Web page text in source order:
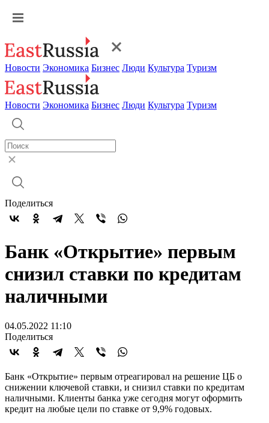
Новости Экономика Бизнес Люди Культура Туризм
Новости Экономика Бизнес Люди Культура Туризм
Поделиться
Банк «Открытие» первым
снизил ставки по кредитам
наличными
04.05.2022 11:10
Поделиться
Банк «Открытие» первым отреагировал на решение ЦБ о
снижении ключевой ставки, и снизил ставки по кредитам
наличными. Клиенты банка уже сегодня могут оформить
кредит на любые цели по ставке от 9,9% годовых.